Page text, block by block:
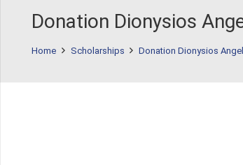
Donation Dionysios
Home Scholarships Donation Dionysios